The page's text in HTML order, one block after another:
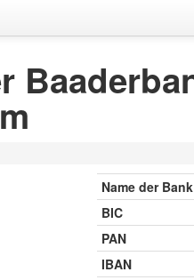
Name der Bank
BIC
PAN
IBAN